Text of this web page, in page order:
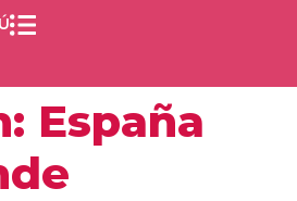
España